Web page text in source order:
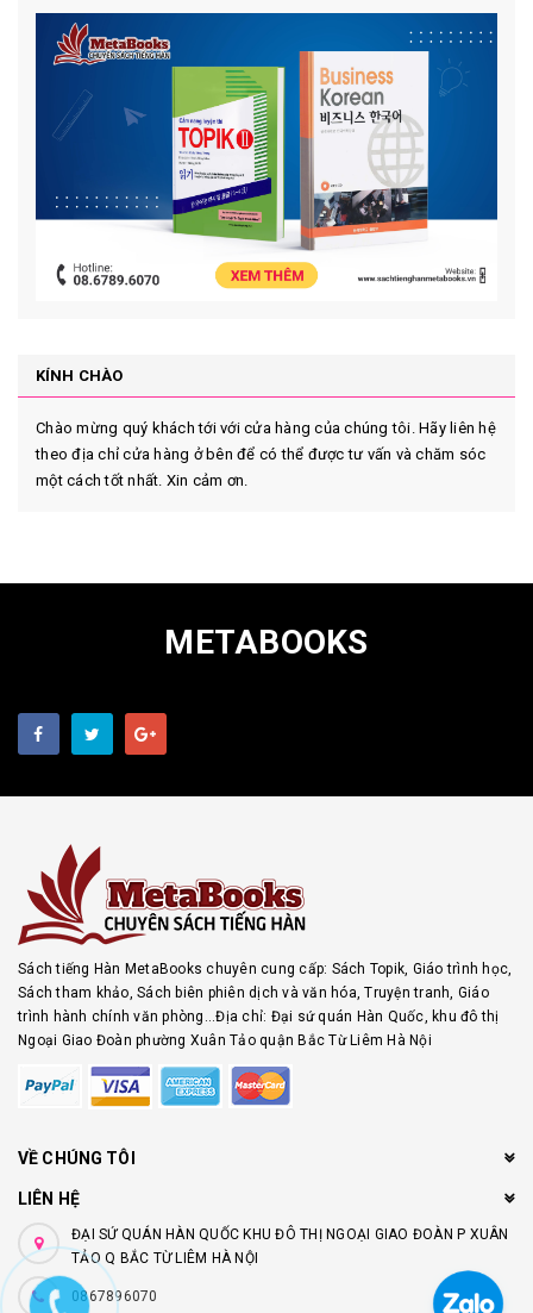
KÍNH CHÀO
Chào mừng quý khách tới với cửa hàng của chúng tôi. Hãy liên hệ
theo địa chỉ cửa hàng ở bên để có thể được tư vấn và chăm sóc
một cách tốt nhất. Xin cảm ơn.
METABOOKS
Sách tiếng Hàn MetaBooks chuyên cung cấp: Sách Topik, Giáo trình học,
Sách tham khảo, Sách biên phiên dịch và văn hóa, Truyện tranh, Giáo
trình hành chính văn phòng...Địa chỉ: Đại sứ quán Hàn Quốc, khu đô thị
Ngoại Giao Đoàn phường Xuân Tảo quận Bắc Từ Liêm Hà Nội
VỀ CHÚNG TÔI
LIÊN HỆ
ĐẠI SỨ QUÁN HÀN QUỐC KHU ĐÔ THỊ NGOẠI GIAO ĐOÀN P XUÂN
TẢO Q BẮC TỪ LIÊM HÀ NỘI
0867896070